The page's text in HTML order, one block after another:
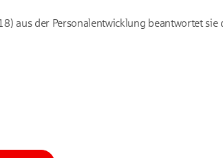
aus der Personalentwicklung beantwortet sie